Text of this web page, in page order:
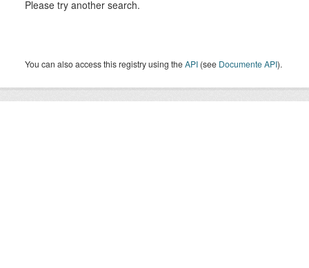
Please try another search.
You can also access this registry using theAPI (see Documente API).